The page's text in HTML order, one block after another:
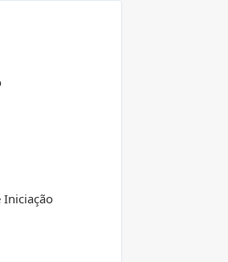
Iniciação